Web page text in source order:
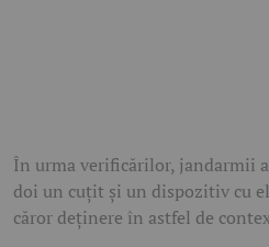
În urma verificărilor, jandarmii
doi un cuțit și un dispozitiv cu
căror deținere în astfel de